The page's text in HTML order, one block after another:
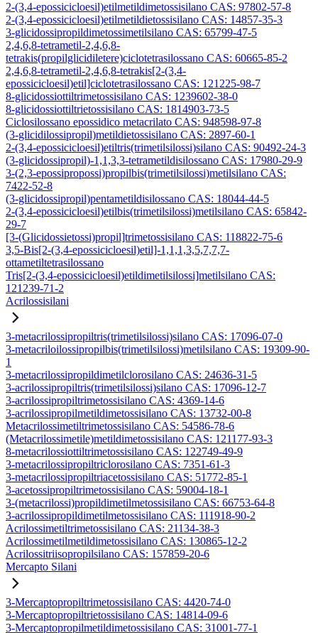
2-(3,4-epossicicloesil)etilmetildimetossisilano CAS: 97802-57-8
2-(3,4-epossicicloesil)etilmetildietossisilano CAS: 14857-35-3
3-glicidossipropildimetossimetilsilano CAS: 65799-47-5
2,4,6,8-tetrametil-2,4,6,8-
tetrakis(propilglicidiletere)ciclotetrasilossano CAS: 60665-85-2
2,4,6,8-tetrametil-2,4,6,8-tetrakis[2-(3,4-
epossicicloesil)etil]ciclotetrasilossano CAS: 121225-98-7
8-glicidossiottiltrimetossisilano CAS: 1239602-38-0
8-glicidossiottiltrietossisilano CAS: 1814903-73-5
Ciclosilossano epossidico metacrilato CAS: 948598-97-8
(3-glicidilossipropil)metildietossisilano CAS: 2897-60-1
2-(3,4-epossicicloesil)etiltris(trimetilsilossi)silano CAS: 90492-24-3
(3-glicidossipropil)-1,1,3,3-tetrametildisilossano CAS: 17980-29-9
3-(2,3-epossipropossi)propilbis(trimetilsilossi)metilsilano CAS:
7422-52-8
(3-glicidossipropil)pentametildisilossano CAS: 18044-44-5
2-(3,4-epossicicloesil)etilbis(trimetilsilossi)metilsilano CAS: 65842-
29-7
[3-(Glicidossietossi)propil]trimetossisilano CAS: 118822-75-6
3,5-Bis[2-(3,4-epossicicloesil)etil]-1,1,1,3,5,7,7,7-
ottametiltetrasilossano
Tris[2-(3,4-epossicicloesil)etildimetilsilossi]metilsilano CAS:
121239-71-2
Acrilossisilani
3-metacrilossipropiltris(trimetilsilossi)silano CAS: 17096-07-0
3-metacriloilossipropilbis(trimetilsilossi)metilsilano CAS: 19309-90-
1
3-metacrilossipropildimetilclorosilano CAS: 24636-31-5
3-acrilossipropiltris(trimetilsilossi)silano CAS: 17096-12-7
3-acrilossipropiltrimetossisilano CAS: 4369-14-6
3-acrilossipropilmetildimetossisilano CAS: 13732-00-8
Metacrilossimetiltrimetossisilano CAS: 54586-78-6
(Metacrilossimetile)metildimetossisilano CAS: 121177-93-3
8-metacrilossiottiltrimetossisilano CAS: 122749-49-9
3-metacrilossipropiltriclorosilano CAS: 7351-61-3
3-metacrilossipropiltriacetossisilano CAS: 51772-85-1
3-acetossipropiltrimetossisilano CAS: 59004-18-1
3-(metacrilossi)propildimetilmetossisilano CAS: 66753-64-8
3-acrilossipropildimetilmetossisilano CAS: 111918-90-2
Acrilossimetiltrimetossisilano CAS: 21134-38-3
Acrilossimetilmetildimetossisilano CAS: 130865-12-2
Acrilossitriisopropilsilano CAS: 157859-20-6
Mercapto Silani
3-Mercaptopropiltrimetossisilano CAS: 4420-74-0
3-Mercaptopropiltrietossisilano CAS: 14814-09-6
3-Mercaptopropilmetildimetossisilano CAS: 31001-77-1